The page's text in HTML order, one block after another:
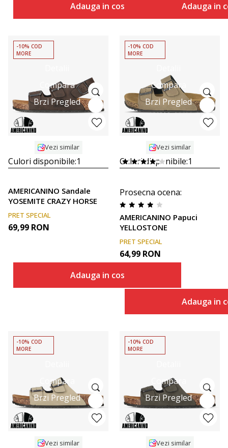
Adauga in cos Adauga in
Compara
Brzi Pregled
-10% COD
MORE
Vezi similar
Culori disponibile:1
AMERICANINO Sandale
YOSEMITE CRAZY HORSE
PRET SPECIAL
69,99 RON
Adauga in cos
Compara
Brzi Pregled
-10% COD
MORE
Vezi similar
Culori disponibile:1
Prosecna ocena:
AMERICANINO Papuci
YELLOSTONE
PRET SPECIAL
64,99 RON
Adauga in
Compara
Brzi Pregled
-10% COD
MORE
Vezi similar
Compara
Brzi Pregled
-10% COD
MORE
Vezi similar